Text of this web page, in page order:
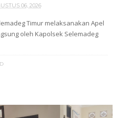
06, 2026
Timur melaksanakan Apel
oleh Kapolsek Selemadeg